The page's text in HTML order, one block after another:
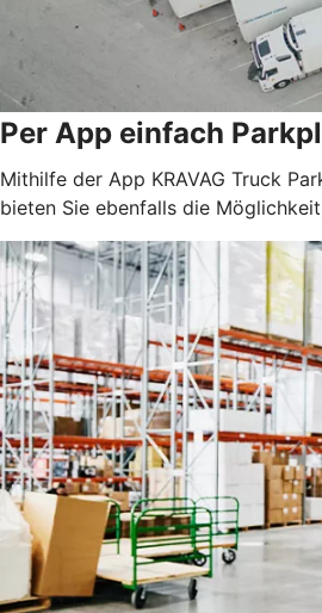
Per App einfach
Mithilfe der App KRAVAG Truck
bieten Sie ebenfalls die